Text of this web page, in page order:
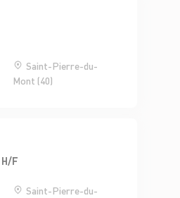
Saint-Pierre-du-
Mont (40)
H/F
Saint-Pierre-du-